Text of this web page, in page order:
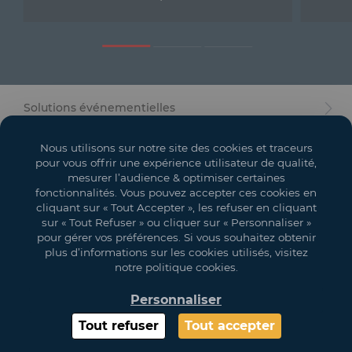
Dispositifs Sanitaires
Solutions pour Événements Hybrides
Textile et Goodies
Solutions événementielles
Espaces événementiels
Mon compte
Vos objectifs
Légal
Copyright 2021 GL EVENTS. All Rights Reserved | Les visuels ne sont pas
contractuels
Nous utilisons sur notre site des cookies et traceurs
pour vous offrir une expérience utilisateur de qualité,
mesurer l’audience & optimiser certaines
fonctionnalités. Vous pouvez accepter ces cookies en
cliquant sur « Tout Accepter », les refuser en cliquant
sur « Tout Refuser » ou cliquer sur « Personnaliser »
pour gérer vos préférences. Si vous souhaitez obtenir
plus d’informations sur les cookies utilisés, visitez
notre politique cookies.
Tout accepter
Tout refuser
Personnaliser